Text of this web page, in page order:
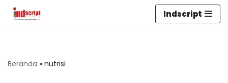
Indscript
Beranda » nutrisi